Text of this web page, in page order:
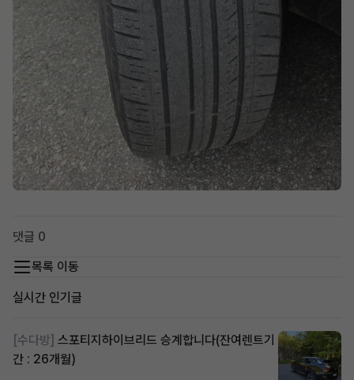
댓글 0
목록 이동
실시간 인기글
[수다방] 스포티지하이브리드 승계합니다(잔여렌트기
간 : 26개월)